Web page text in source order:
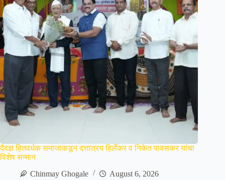
दैवज्ञ हितवर्धक समाजाकडून दत्तात्रय हिर्लेकर व निकेत पावसकर यांचा
विशेष सन्मान
Chinmay Ghogale
August 6, 2026